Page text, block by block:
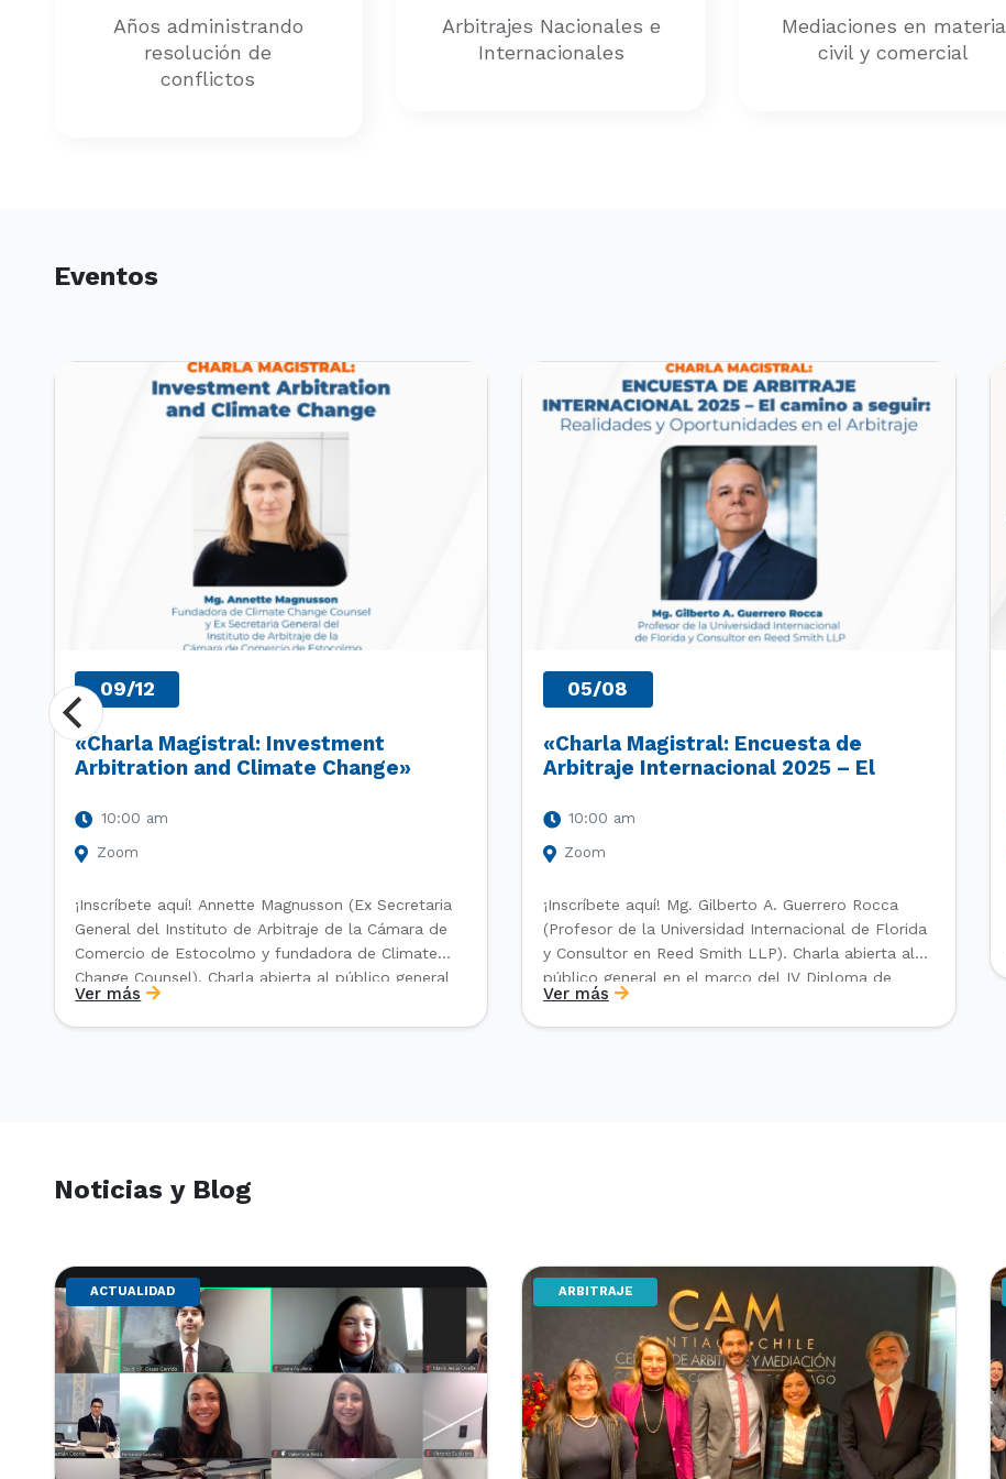
Años administrando
resolución de
conflictos
Arbitrajes Nacionales e
Internacionales
Mediaciones en materia
civil y comercial
Eventos
PRÓXIMOS EVENTOS
09/12
«Charla Magistral: Investment
Arbitration and Climate Change»
10:00 am
Zoom
¡Inscríbete aquí! Annette Magnusson (Ex Secretaria
General del Instituto de Arbitraje de la Cámara de
Comercio de Estocolmo y fundadora de Climate
Change Counsel). Charla abierta al público general
en el marco del IV Diploma de Postítulo en Arbitraje
Nacional y Comercial Internacional, organizado por
Ver más
EVENTOS REALIZADOS
05/08
«Charla Magistral: Encuesta de
Arbitraje Internacional 2025 – El
Oportunidades en el Arbitraje»
10:00 am
Zoom
¡Inscríbete aquí! Mg. Gilberto A. Guerrero Rocca
(Profesor de la Universidad Internacional de Florida
y Consultor en Reed Smith LLP). Charla abierta al
público general en el marco del IV Diploma de
Postítulo en Arbitraje Nacional y Comercial
Internacional, organizado por el Departamento de
Ver más
Noticias y Blog
ACTUALIDAD ARBITRAJE